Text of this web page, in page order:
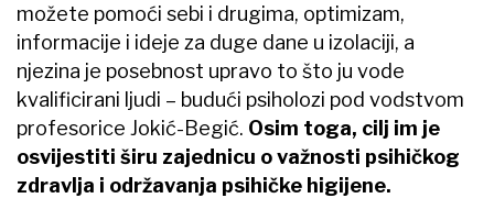
možete pomoći sebi i drugima, optimizam,
informacije i ideje za duge dane u izolaciji, a
njezina je posebnost upravo to što ju vode
kvalificirani ljudi – budući psiholozi pod vodstvom
profesorice Jokić-Begić. Osim toga, cilj im je
osvijestiti širu zajednicu o važnosti psihičkog
zdravlja i održavanja psihičke higijene.